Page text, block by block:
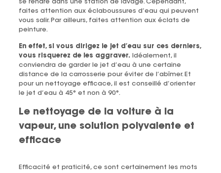
se rendre dans une station de lavage. Cependant,
faites attention aux éclaboussures d’eau qui peuvent
vous salir. Par ailleurs, faites attention aux éclats de
peinture.
En effet, si vous dirigez le jet d’eau sur ces derniers,
vous risquerez de les aggraver.Idéalement, il
conviendra de garder le jet d’eau à une certaine
distance de la carrosserie pour éviter de l’abîmer. Et
pour un nettoyage efficace, il est conseillé d’orienter
le jet d’eau à 45° et non à 90°.
Le nettoyage de la voiture à la
vapeur, une solution polyvalente et
efficace
Efficacité et praticité, ce sont certainement les mots